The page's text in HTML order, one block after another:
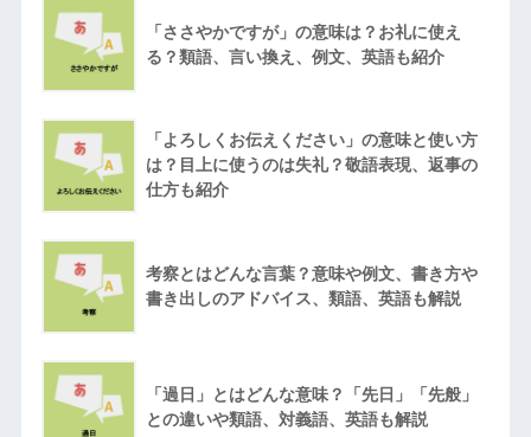
「ささやかですが」の意味は？お礼に使え
る？類語、言い換え、例文、英語も紹介
「よろしくお伝えください」の意味と使い方
は？目上に使うのは失礼？敬語表現、返事の
仕方も紹介
考察とはどんな言葉？意味や例文、書き方や
書き出しのアドバイス、類語、英語も解説
「過日」とはどんな意味？「先日」「先般」
との違いや類語、対義語、英語も解説